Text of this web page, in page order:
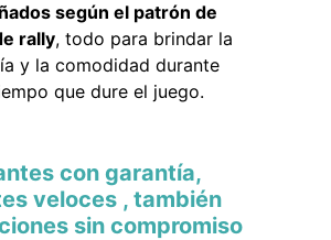
según el patrón de
rally, todo para brindar la
y la comodidad durante
que dure el juego.
con garantía,
veloces , también
sin compromiso